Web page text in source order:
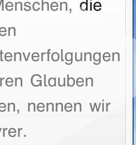
die
Glauben
nennen wir